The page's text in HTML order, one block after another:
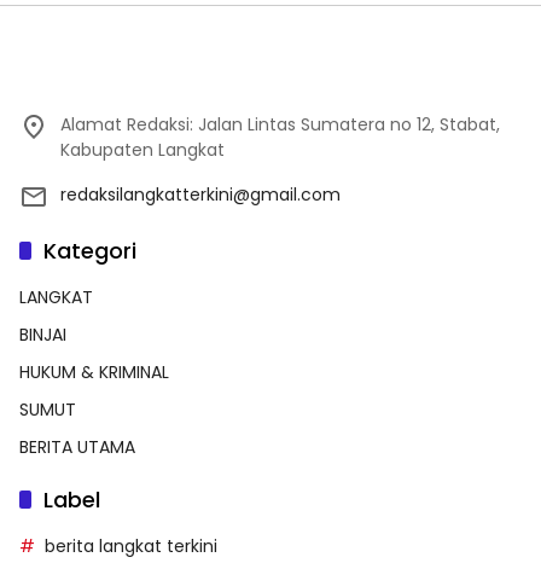
Alamat Redaksi: Jalan Lintas Sumatera no 12, Stabat,
Kabupaten Langkat
redaksilangkatterkini@gmail.com
Kategori
LANGKAT
BINJAI
HUKUM & KRIMINAL
SUMUT
BERITA UTAMA
Label
berita langkat terkini